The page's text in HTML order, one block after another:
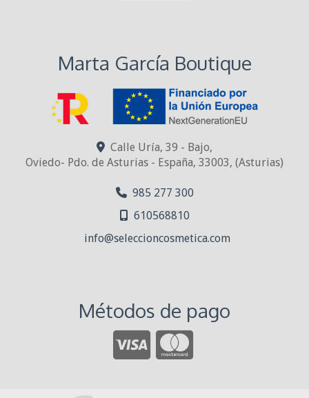
Marta García Boutique
Calle Uría, 39 - Bajo,
Oviedo- Pdo. de Asturias - España, 33003, (Asturias)
985 277 300
610568810
info
seleccioncosmetica.com
Métodos de pago